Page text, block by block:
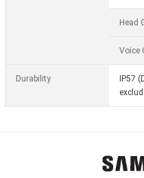
Head
Voice
Durability
IP57